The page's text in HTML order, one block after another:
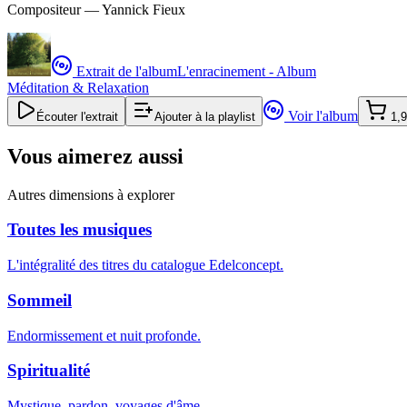
Compositeur —Yannick Fieux
Extrait de l'albumL'enracinement - Album
Méditation & Relaxation
Écouter l'extrait Ajouter à la playlist Voir l'album
Vous aimerez aussi
Autres dimensions à explorer
Toutes les musiques
L'intégralité des titres du catalogue Edelconcept.
Sommeil
Endormissement et nuit profonde.
Spiritualité